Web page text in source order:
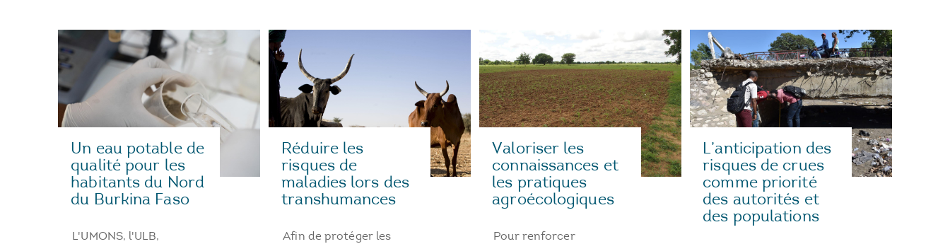
Un eau potable de
qualité pour les
habitants du Nord
du Burkina Faso
L'UMONS, l'ULB,
Réduire les
risques de
maladies lors des
transhumances
Afin de protéger les
Valoriser les
connaissances et
les pratiques
agroécologiques
Pour renforcer
L’anticipation des
risques de crues
comme priorité
des autorités et
des populations